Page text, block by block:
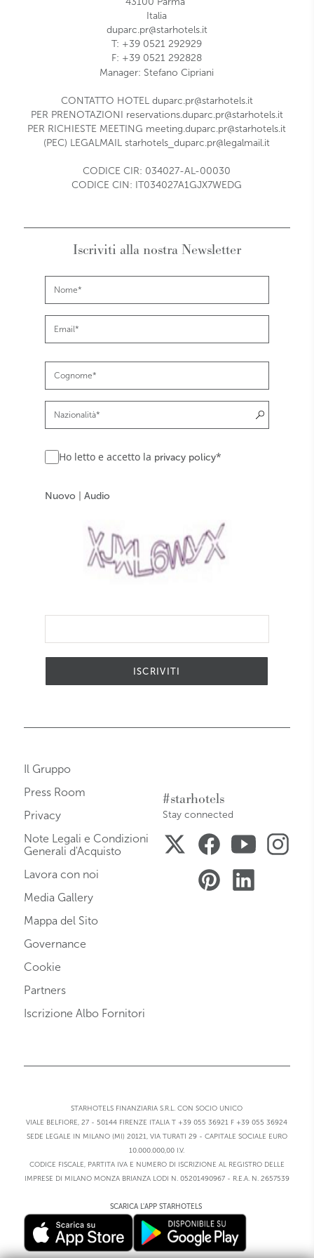
Italia
duparc.pr@starhotels.it
T: +39 0521 292929
F: +39 0521 292828
Manager: Stefano Cipriani
CONTATTO HOTEL duparc.pr@starhotels.it
PER PRENOTAZIONI reservations.duparc.pr@starhotels.it
PER RICHIESTE MEETING meeting.duparc.pr@starhotels.it
(PEC) LEGALMAIL starhotels_duparc.pr@legalmail.it
CODICE CIR: 034027-AL-00030
CODICE CIN: IT034027A1GJX7WEDG
Iscriviti alla nostra Newsletter
Ho letto e accetto la privacy policy*
Nuovo Audio
ISCRIVITI
#starhotels
Stay connected
Il Gruppo
Press Room
Privacy
Note Legali e Condizioni
Generali d'Acquisto
Lavora con noi
Media Gallery
Mappa del Sito
Governance
Cookie
Partners
Iscrizione Albo Fornitori
STARHOTELS FINANZIARIA S.R.L. CON SOCIO UNICO
VIALE BELFIORE, 27 - 50144 FIRENZE ITALIA T +39 055 36921 F +39 055 36924
SEDE LEGALE IN MILANO (MI) 20121, VIA TURATI 29 - CAPITALE SOCIALE EURO
10.000.000,00 I.V.
CODICE FISCALE, PARTITA IVA E NUMERO DI ISCRIZIONE AL REGISTRO DELLE
IMPRESE DI MILANO MONZA BRIANZA LODI N. 05201490967 - R.E.A. N. 2657539
SCARICA L'APP STARHOTELS